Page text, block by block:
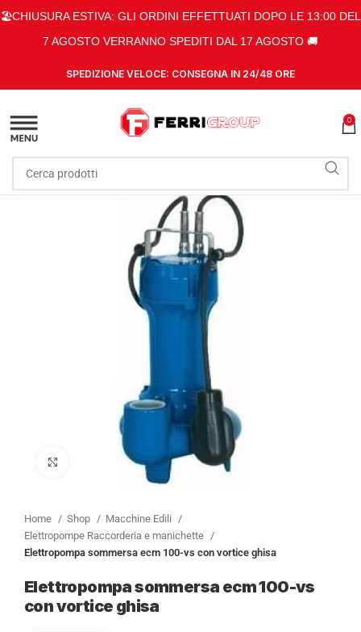
🏖️CHIUSURA ESTIVA: GLI ORDINI EFFETTUATI DOPO LE 13:00 DEL
7 AGOSTO VERRANNO SPEDITI DAL 17 AGOSTO 🚚
SPEDIZIONE VELOCE: CONSEGNA IN 24/48 ORE
0
Clicca per ingrandire
Home Shop
Macchine Edili
Elettropompe Raccorderia e manichette
Elettropompa sommersa ecm 100-vs con vortice ghisa
Elettropompa sommersa ecm 100-vs
con vortice ghisa